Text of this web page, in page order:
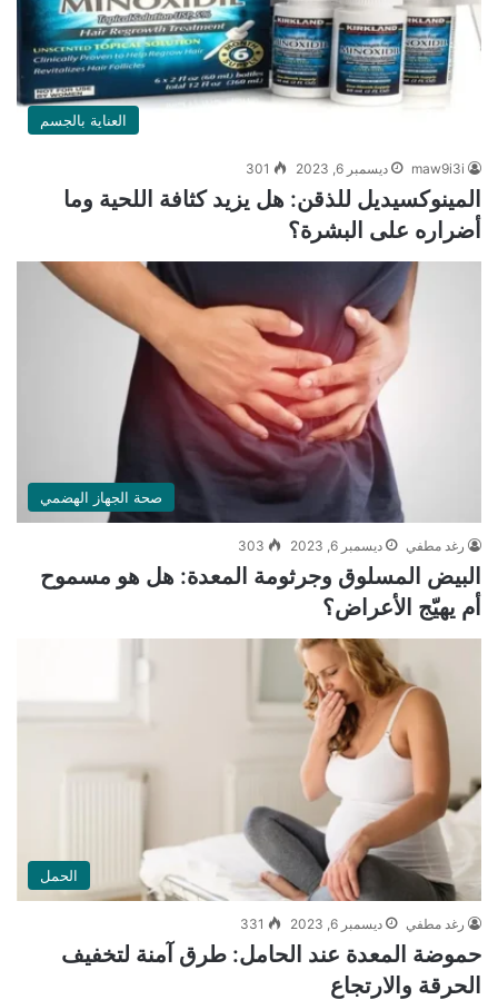
العناية بالجسم
maw9i3i ديسمبر 6, 2023 301
المينوكسيديل للذقن: هل يزيد كثافة اللحية وما
أضراره على البشرة؟
صحة الجهاز الهضمي
رغد مطفي ديسمبر 6, 2023 303
البيض المسلوق وجرثومة المعدة: هل هو مسموح
أم يهيّج الأعراض؟
الحمل
رغد مطفي ديسمبر 6, 2023 331
حموضة المعدة عند الحامل: طرق آمنة لتخفيف
الحرقة والارتجاع